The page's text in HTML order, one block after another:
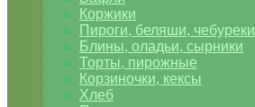
Коржики
Пироги, беляши, чебуреки
Блины, оладьи, сырники
Торты, пирожные
Корзиночки, кексы
Хлеб